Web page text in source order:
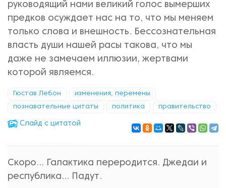
руководящий нами великий голос вымерших
предков осуждает нас на то, что мы меняем
только слова и внешность. Бессознательная
власть души нашей расы такова, что мы
даже не замечаем иллюзии, жертвами
которой являемся.
Гюстав Лебон изменения, перемены
познавательные цитаты политика правительство
Cлайд с цитатой
Скоро... Галактика переродится. Джедаи и
республика... Падут.